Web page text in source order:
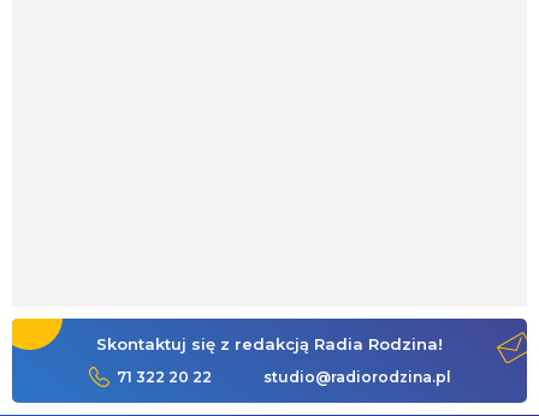
Skontaktuj się z redakcją Radia Rodzina!
71 322 20 22 studio@radiorodzina.pl